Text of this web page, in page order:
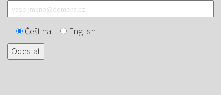
Čeština English